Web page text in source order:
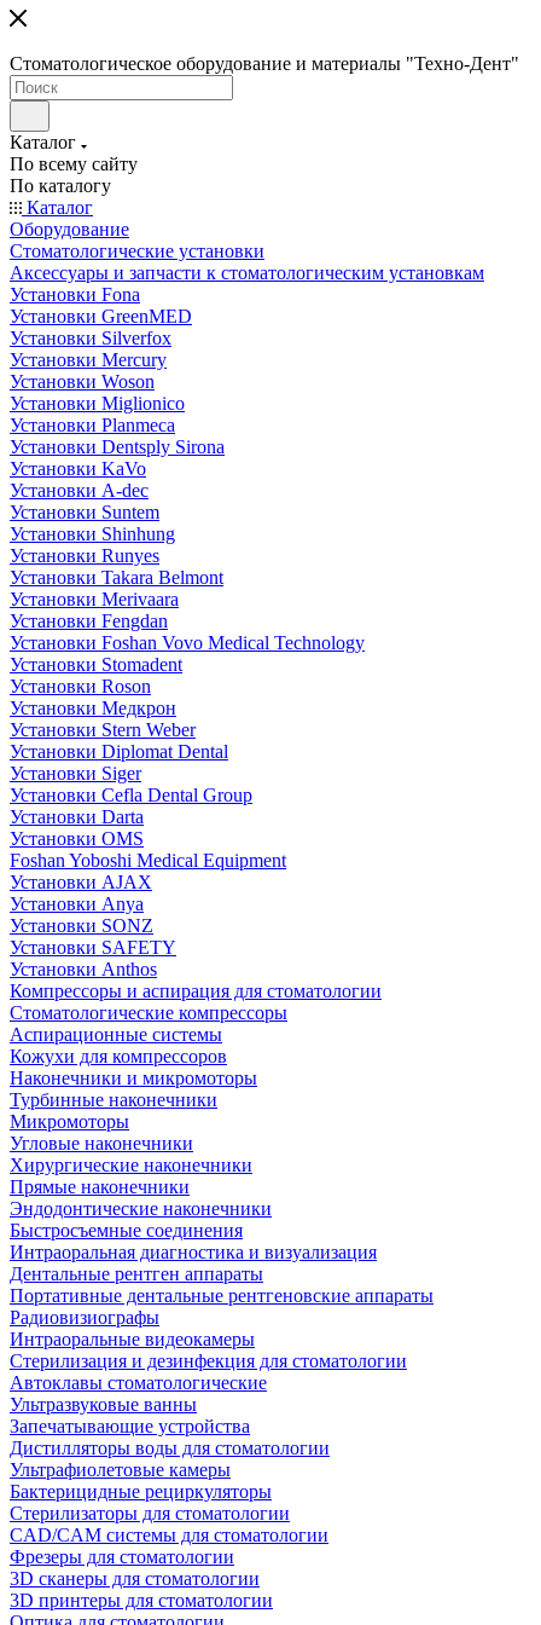
Стоматологическое оборудование и материалы "Техно-Дент"
Каталог
По всему сайту
По каталогу
Каталог
Оборудование
Стоматологические установки
Аксессуары и запчасти к стоматологическим установкам
Установки Fona
Установки GreenMED
Установки Silverfox
Установки Mercury
Установки Woson
Установки Miglionico
Установки Planmeca
Установки Dentsply Sirona
Установки KaVo
Установки A-dec
Установки Suntem
Установки Shinhung
Установки Runyes
Установки Takara Belmont
Установки Merivaara
Установки Fengdan
Установки Foshan Vovo Medical Technology
Установки Stomadent
Установки Roson
Установки Медкрон
Установки Stern Weber
Установки Diplomat Dental
Установки Siger
Установки Cefla Dental Group
Установки Darta
Установки OMS
Foshan Yoboshi Medical Equipment
Установки AJAX
Установки Anya
Установки SONZ
Установки SAFETY
Установки Anthos
Компрессоры и аспирация для стоматологии
Стоматологические компрессоры
Аспирационные системы
Кожухи для компрессоров
Наконечники и микромоторы
Турбинные наконечники
Микромоторы
Угловые наконечники
Хирургические наконечники
Прямые наконечники
Эндодонтические наконечники
Быстросъемные соединения
Интраоральная диагностика и визуализация
Дентальные рентген аппараты
Портативные дентальные рентгеновские аппараты
Радиовизиографы
Интраоральные видеокамеры
Стерилизация и дезинфекция для стоматологии
Автоклавы стоматологические
Ультразвуковые ванны
Запечатывающие устройства
Дистилляторы воды для стоматологии
Ультрафиолетовые камеры
Бактерицидные рециркуляторы
Стерилизаторы для стоматологии
CAD/CAM системы для стоматологии
Фрезеры для стоматологии
3D cканеры для стоматологии
3D принтеры для стоматологии